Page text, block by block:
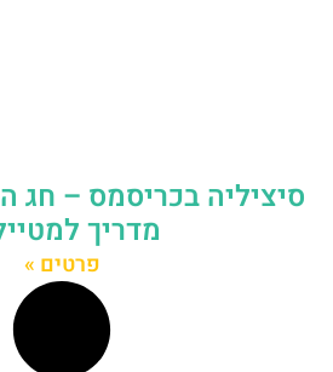
סיציליה בכריסמס – חג
מדריך
פרטים »